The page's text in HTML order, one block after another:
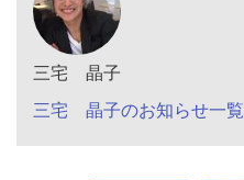
三宅 晶子
三宅 晶子のお知らせ一覧